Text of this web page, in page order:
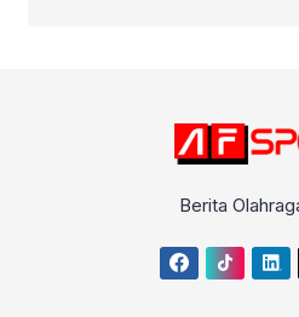
Berita